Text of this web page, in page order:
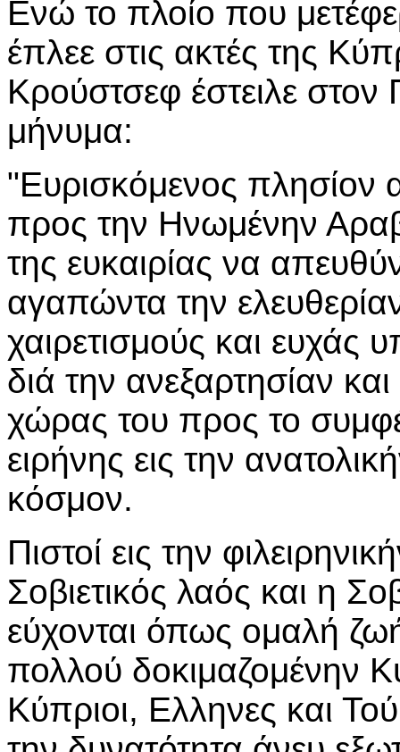
Ενώ το πλοίο που
έπλεε στις ακτές της
Κρούστσεφ έστειλε
μήνυμα:
"Ευρισκόμενος
προς την Ηνωμένην
της ευκαιρίας να
αγαπώντα την
χαιρετισμούς και ευχάς
διά την ανεξαρτησίαν
χώρας του προς το
ειρήνης εις την
κόσμον.
Πιστοί εις την
Σοβιετικός λαός και η
εύχονται όπως ομαλή
πολλού δοκιμαζομένην
Κύπριοι, Ελληνες και